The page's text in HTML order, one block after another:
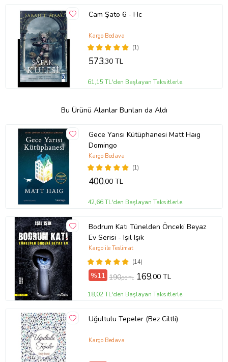
Cam Şato 6 - Hc
(1)
Kargo Bedava
573,30 TL
61,15 TL'den Başlayan Taksitlerle
Bu Ürünü Alanlar Bunları da Aldı
Gece Yarısı Kütüphanesi Matt Haıg
Domingo
(1)
Kargo Bedava
400,00 TL
42,66 TL'den Başlayan Taksitlerle
Bodrum Katı Tünelden Önceki Beyaz
Ev Serisi - Işıl Işık
(14)
Kargo ile Teslimat
%11 190,00 TL 169,00 TL
18,02 TL'den Başlayan Taksitlerle
Uğultulu Tepeler (Bez Ciltli)
Kargo Bedava